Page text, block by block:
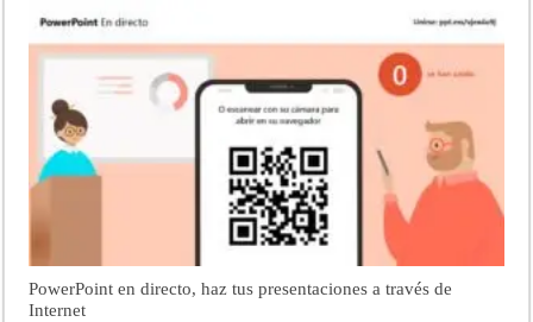
PowerPoint en directo, haz tus presentaciones a través de
Internet